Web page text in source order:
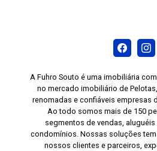
A Fuhro Souto é uma imobiliária
no mercado imobiliário de
renomadas e confiáveis empresas
Ao todo somos mais de 150
segmentos de vendas,
condomínios. Nossas soluções
nossos clientes e parceiros,